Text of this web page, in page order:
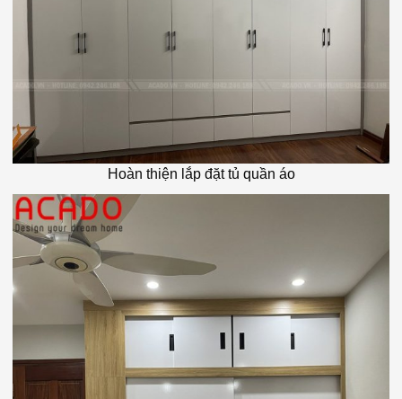
Hoàn thiện lắp đặt tủ quần áo